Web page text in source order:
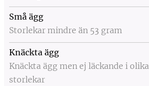
Små ägg
Storlekar mindre än 53 gram
Knäckta ägg
Knäckta ägg men ej läckande i olika
storlekar